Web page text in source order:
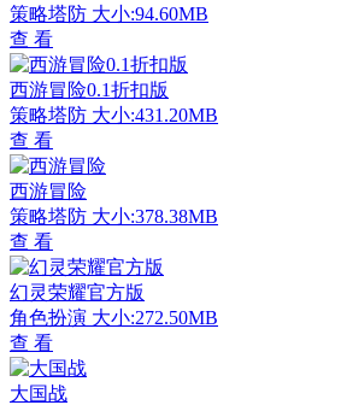
策略塔防 大小:94.60MB
查 看
西游冒险0.1折扣版
策略塔防 大小:431.20MB
查 看
西游冒险
策略塔防 大小:378.38MB
查 看
幻灵荣耀官方版
角色扮演 大小:272.50MB
查 看
大国战